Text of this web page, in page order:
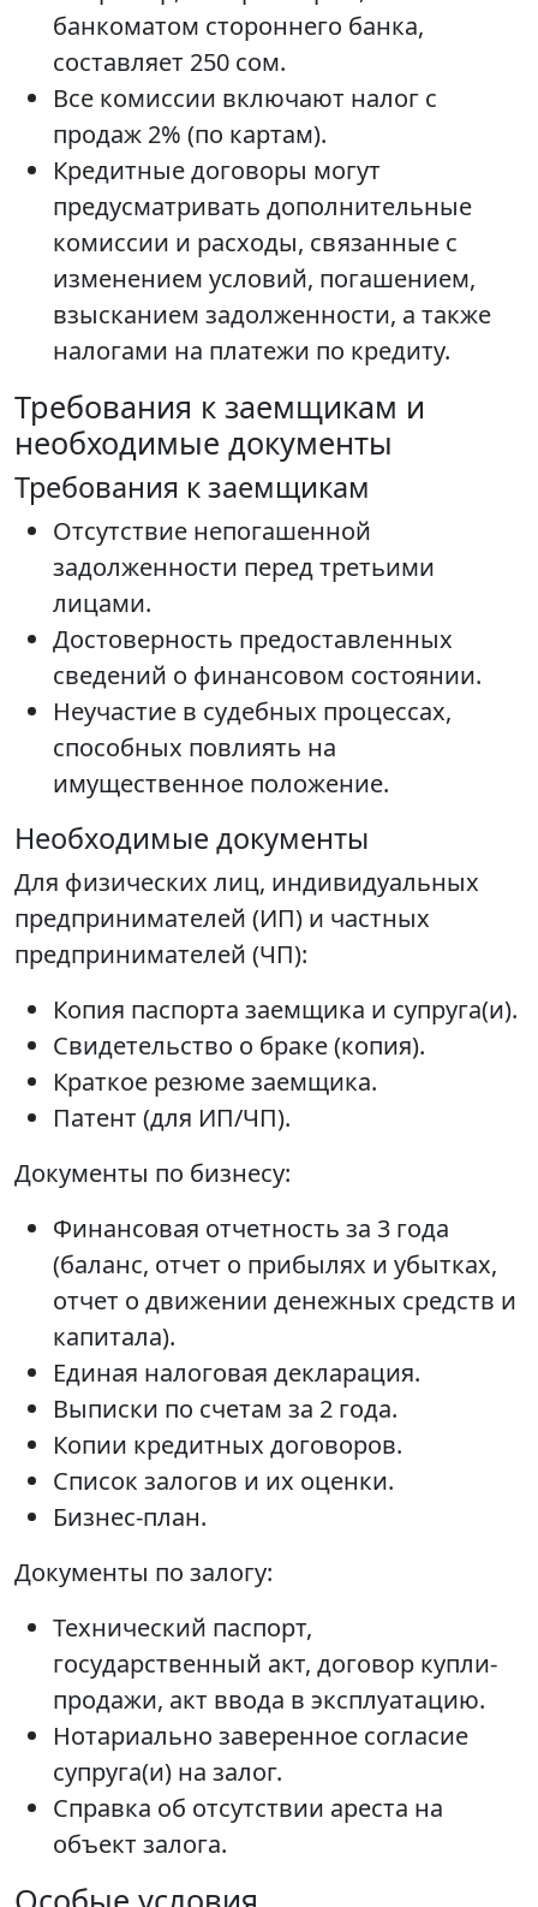
банкоматом стороннего банка,
составляет 250 сом.
Все комиссии включают налог с
продаж 2% (по картам).
Кредитные договоры могут
предусматривать дополнительные
комиссии и расходы, связанные с
изменением условий, погашением,
взысканием задолженности, а также
налогами на платежи по кредиту.
Требования к заемщикам и
необходимые документы
Требования к заемщикам
Отсутствие непогашенной
задолженности перед третьими
лицами.
Достоверность предоставленных
сведений о финансовом состоянии.
Неучастие в судебных процессах,
способных повлиять на
имущественное положение.
Необходимые документы
Для физических лиц, индивидуальных
предпринимателей (ИП) и частных
предпринимателей (ЧП):
Копия паспорта заемщика и супруга(и).
Свидетельство о браке (копия).
Краткое резюме заемщика.
Патент (для ИП/ЧП).
Документы по бизнесу:
Финансовая отчетность за 3 года
(баланс, отчет о прибылях и убытках,
отчет о движении денежных средств и
капитала).
Единая налоговая декларация.
Выписки по счетам за 2 года.
Копии кредитных договоров.
Список залогов и их оценки.
Бизнес-план.
Документы по залогу:
Технический паспорт,
государственный акт, договор купли-
продажи, акт ввода в эксплуатацию.
Нотариально заверенное согласие
супруга(и) на залог.
Справка об отсутствии ареста на
объект залога.